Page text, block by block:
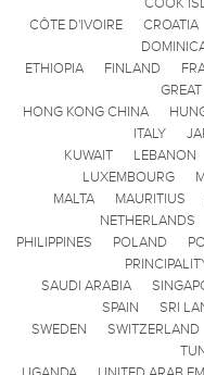
CÔTE D'IVOIRE
CROATIA
ETHIOPIA
FINLAND
HONG KONG CHINA
ITALY
KUWAIT
LEBANON
LUXEMBOURG
MALTA
MAURITIUS
NETHERLANDS
PHILIPPINES
POLAND
SAUDI ARABIA
SPAIN
SRI
SWEDEN
SWITZERLAND